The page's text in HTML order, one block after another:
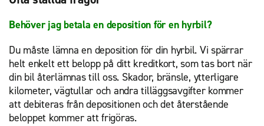
Behöver jag betala en deposition för en hyrbil?
Du måste lämna en deposition för din hyrbil. Vi spärrar
helt enkelt ett belopp på ditt kreditkort, som tas bort när
din bil återlämnas till oss. Skador, bränsle, ytterligare
kilometer, vägtullar och andra tilläggsavgifter kommer
att debiteras från depositionen och det återstående
beloppet kommer att frigöras.